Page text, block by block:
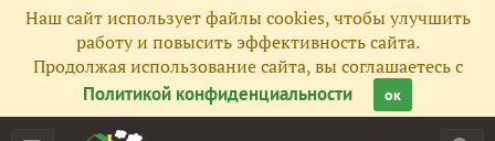
Наш сайт использует файлы cookies, чтобы улучшить
работу и повысить эффективность сайта.
Продолжая использование сайта, вы соглашаетесь с
Политикой конфиденциальности
ок